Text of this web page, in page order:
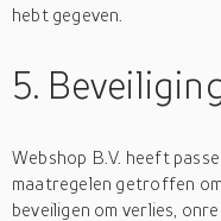
hebt gegeven.
5.
Webshop B.V. heeft
maatregelen getroffen
beveiligen om verlies,